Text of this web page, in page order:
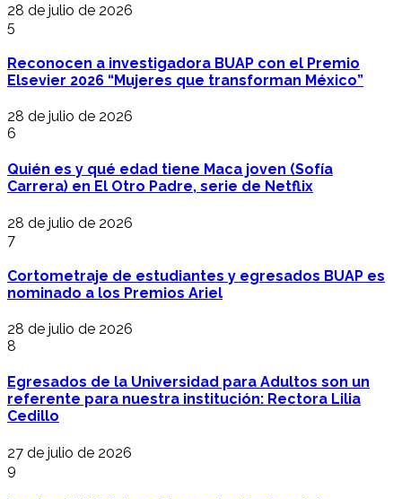
28 de julio de 2026
5
Reconocen a investigadora BUAP con el Premio
Elsevier 2026 “Mujeres que transforman México”
28 de julio de 2026
6
Quién es y qué edad tiene Maca joven (Sofía
Carrera) en El Otro Padre, serie de Netflix
28 de julio de 2026
7
Cortometraje de estudiantes y egresados BUAP es
nominado a los Premios Ariel
28 de julio de 2026
8
Egresados de la Universidad para Adultos son un
referente para nuestra institución: Rectora Lilia
Cedillo
27 de julio de 2026
9